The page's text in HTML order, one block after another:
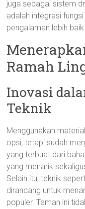
juga sebagai sistem
adalah integrasi
pengalaman lebih
Ramah
Inovasi
Teknik
Menggunakan
opsi, tetapi sudah
yang terbuat dari
yang menarik
Selain itu, teknik
dirancang untuk
populer. Taman ini